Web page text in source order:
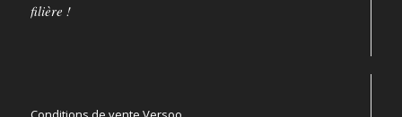
filière !